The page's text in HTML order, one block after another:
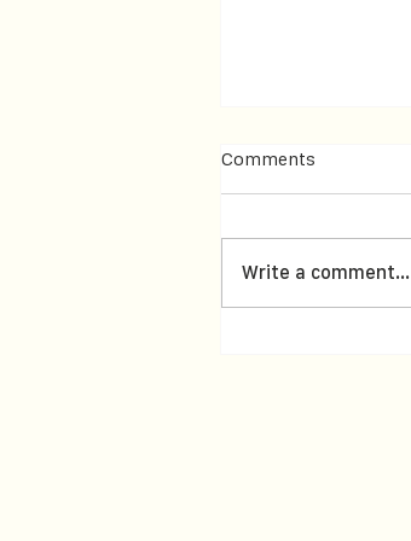
Comments
Write a comment...